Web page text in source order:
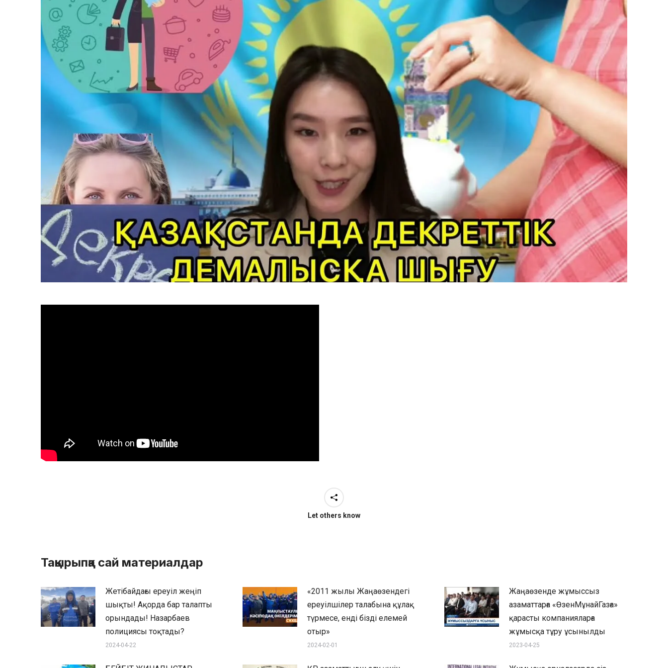
Let others know
Тақырыпқа сай материалдар
Жетібайдағы ереуіл жеңіп
шықты! Ақорда бар талапты
орындады! Назарбаев
полициясы тоқтады?
2024-04-22
«2011 жылы Жаңаөзендегі
ереуілшілер талабына құлақ
түрмесе, енді бізді елемей
отыр»
2024-02-01
Жаңаөзенде жұмыссыз
азаматтарға «ӨзенМұнайГазға»
қарасты компанияларға
жұмысқа тұру ұсынылды
2023-04-25